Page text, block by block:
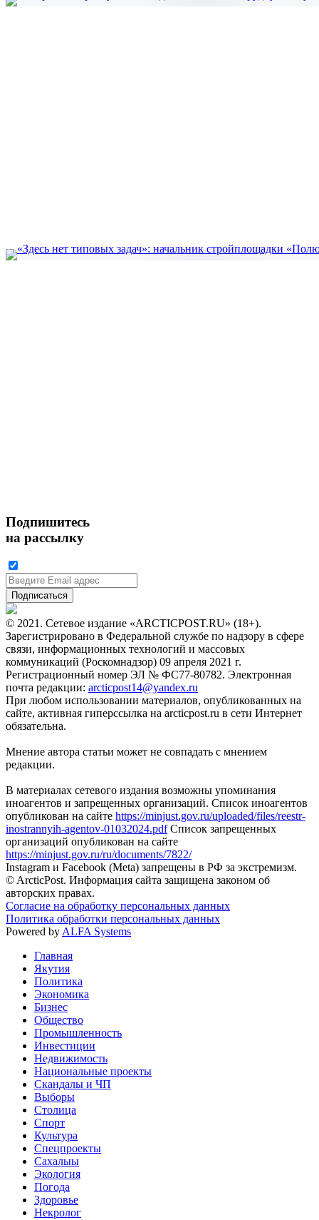
Подпишитесь
на рассылку
© 2021. Сетевое издание «ARCTICPOST.RU» (18+).
Зарегистрировано в Федеральной службе по надзору в сфере
связи, информационных технологий и массовых
коммуникаций (Роскомнадзор) 09 апреля 2021 г.
Регистрационный номер ЭЛ № ФС77-80782. Электронная
почта редакции: arcticpost14@yandex.ru
При любом использовании материалов, опубликованных на
сайте, активная гиперссылка на arcticpost.ru в сети Интернет
обязательна.
Мнение автора статьи может не совпадать с мнением
редакции.
В материалах сетевого издания возможны упоминания
иноагентов и запрещенных организаций. Список иноагентов
опубликован на сайте https://minjust.gov.ru/uploaded/files/reestr-
inostrannyih-agentov-01032024.pdfСписок запрещенных
организаций опубликован на сайте
https://minjust.gov.ru/ru/documents/7822/
Instagram и Facebook (Metа) запрещены в РФ за экстремизм.
© ArcticPost. Информация сайта защищена законом об
авторских правах.
Согласие на обработку персональных данных
Политика обработки персональных данных
Powered by ALFA Systems
Главная
Якутия
Политика
Экономика
Бизнес
Общество
Промышленность
Инвестиции
Недвижимость
Национальные проекты
Скандалы и ЧП
Выборы
Столица
Спорт
Культура
Спецпроекты
Сахалыы
Экология
Погода
Здоровье
Некролог